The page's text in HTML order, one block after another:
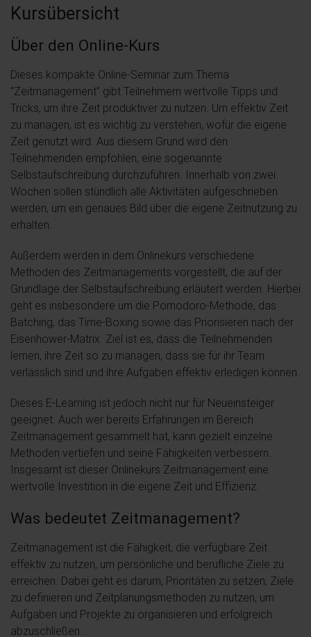
Kursübersicht
Über den Online-Kurs
Dieses kompakte Online-Seminar zum Thema
"Zeitmanagement" gibt Teilnehmern wertvolle Tipps und
Tricks, um ihre Zeit produktiver zu nutzen. Um effektiv Zeit
zu managen, ist es wichtig zu verstehen, wofür die eigene
Zeit genutzt wird. Aus diesem Grund wird den
Teilnehmenden empfohlen, eine sogenannte
Selbstaufschreibung durchzuführen. Innerhalb von zwei
Wochen sollen stündlich alle Aktivitäten aufgeschrieben
werden, um ein genaues Bild über die eigene Zeitnutzung zu
erhalten.
Außerdem werden in dem Onlinekurs verschiedene
Methoden des Zeitmanagements vorgestellt, die auf der
Grundlage der Selbstaufschreibung erläutert werden. Hierbei
geht es insbesondere um die Pomodoro-Methode, das
Batching, das Time-Boxing sowie das Priorisieren nach der
Eisenhower-Matrix. Ziel ist es, dass die Teilnehmenden
lernen, ihre Zeit so zu managen, dass sie für ihr Team
verlässlich sind und ihre Aufgaben effektiv erledigen können.
Dieses E-Learning ist jedoch nicht nur für Neueinsteiger
geeignet. Auch wer bereits Erfahrungen im Bereich
Zeitmanagement gesammelt hat, kann gezielt einzelne
Methoden vertiefen und seine Fähigkeiten verbessern.
Insgesamt ist dieser Onlinekurs Zeitmanagement eine
wertvolle Investition in die eigene Zeit und Effizienz.
Was bedeutet Zeitmanagement?
Zeitmanagement ist die Fähigkeit, die verfügbare Zeit
effektiv zu nutzen, um persönliche und berufliche Ziele zu
erreichen. Dabei geht es darum, Prioritäten zu setzen, Ziele
zu definieren und Zeitplanungsmethoden zu nutzen, um
Aufgaben und Projekte zu organisieren und erfolgreich
abzuschließen.